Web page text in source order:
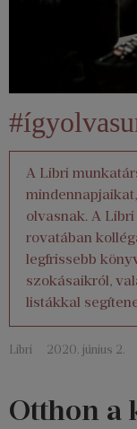
A Libri
olvasnak. A
rovatában
legfrissebb
szokásaikról,
listákkal
Libri 2020. június 2.
Otthon a